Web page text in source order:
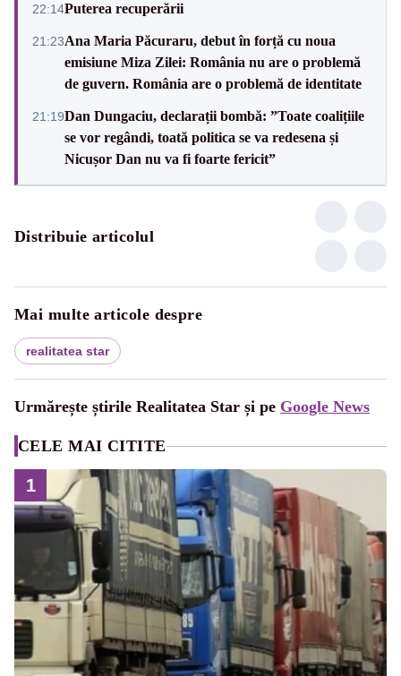
22:14Puterea recuperării
21:23Ana Maria Păcuraru, debut în forță cu noua
emisiune Miza Zilei: România nu are o problemă
de guvern. România are o problemă de identitate
21:19Dan Dungaciu, declarații bombă: ”Toate coalițiile
se vor regândi, toată politica se va redesena și
Nicușor Dan nu va fi foarte fericit”
Distribuie articolul
Mai multe articole despre
realitatea star
Urmărește știrile Realitatea Star și pe Google News
CELE MAI CITITE
1